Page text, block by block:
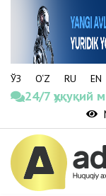
ЎЗ O‘Z RU EN
24/7 ҳуқуқий